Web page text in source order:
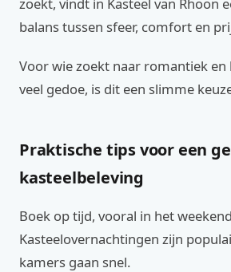
balans tussen sfeer, comfort en
Voor wie zoekt naar romantiek en
veel gedoe, is dit een slimme
Praktische tips voor een
kasteelbeleving
Boek op tijd, vooral in het
Kasteelovernachtingen zijn
kamers gaan snel.